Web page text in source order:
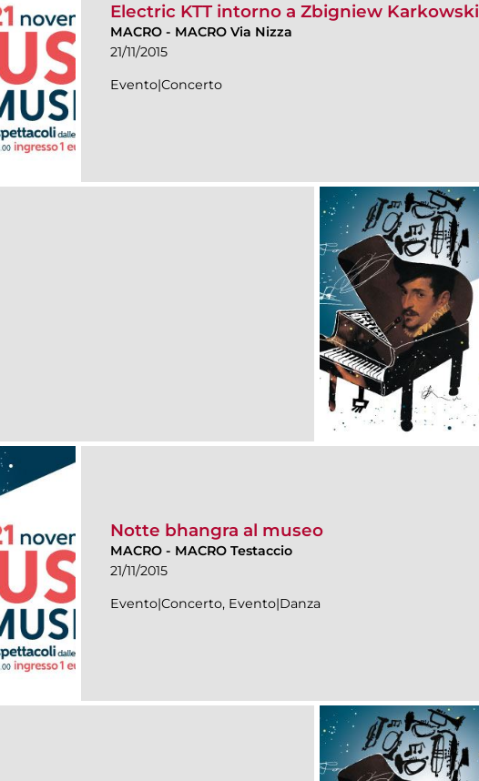
Electric KTT intorno a Zbigniew Karkowski
MACRO - MACRO Via Nizza
21/11/2015
Evento|Concerto
Notte bhangra al museo
MACRO - MACRO Testaccio
21/11/2015
Evento|Concerto, Evento|Danza